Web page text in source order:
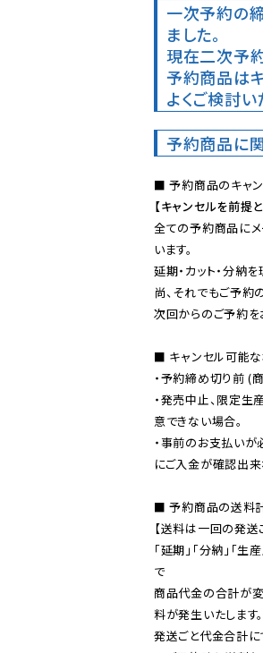
一次予約の
ました。
現在二次予
予約商品は
よくご検討
予約商品に
【キャンセルを前提
全ての予約商品にメ
います。
延期・カット・分納
尚、それでもご予約
次回からのご予約を
■ キャンセル可能な
・予約締め切り前 (
・発売中止、限定
意できない場合。
・事前のお支払い
にご入金が確認出来
■ 予約商品の送料
【送料は一回の発送
「延期」「分納」「
で
商品代金の合計が
料が発生いたします